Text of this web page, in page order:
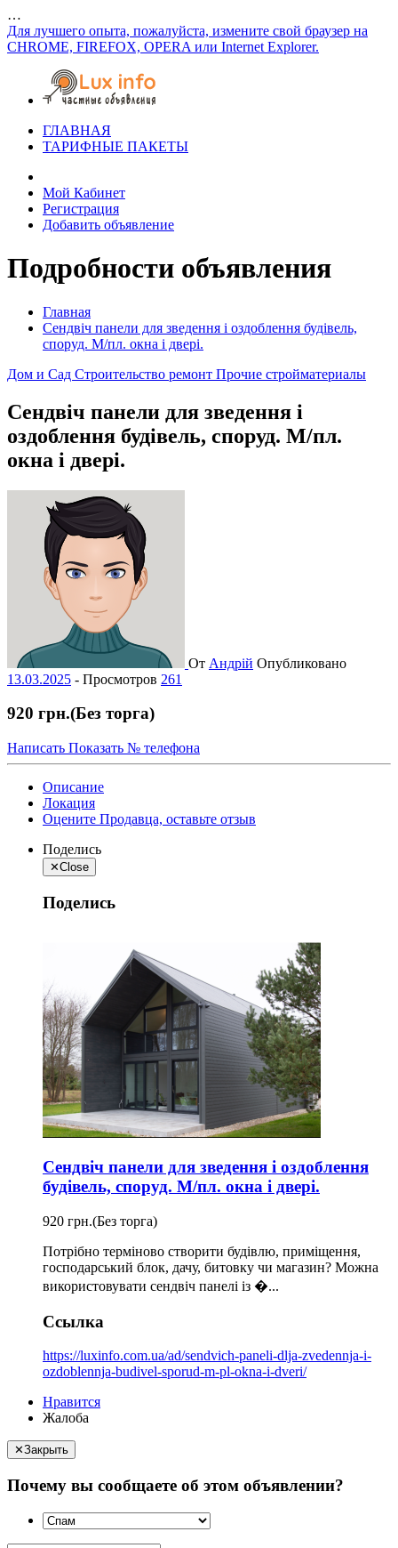
…
Для лучшего опыта, пожалуйста, измените свой браузер на
CHROME, FIREFOX, OPERA или Internet Explorer.
ГЛАВНАЯ
ТАРИФНЫЕ ПАКЕТЫ
Мой Кабинет
Регистрация
Добавить объявление
Подробности объявления
Главная
Сендвіч панели для зведення і оздоблення будівель,
споруд. М/пл. окна і двері.
Дом и Сад Строительство ремонт Прочие стройматериалы
Сендвіч панели для зведення і
оздоблення будівель, споруд. М/пл.
окна і двері.
От Андрій Опубликовано
13.03.2025 - Просмотров 261
920 грн.(Без торга)
Написать Показать № телефона
Описание
Локация
Оцените Продавца, оставьте отзыв
Поделись
✕Close
Поделись
Сендвіч панели для зведення і оздоблення
будівель, споруд. М/пл. окна і двері.
920 грн.(Без торга)
Потрібно терміново створити будівлю, приміщення,
господарський блок, дачу, битовку чи магазин? Можна
використовувати сендвіч панелі із �...
Ссылка
https://luxinfo.com.ua/ad/sendvich-paneli-dlja-zvedennja-i-
ozdoblennja-budivel-sporud-m-pl-okna-i-dveri/
Нравится
Жалоба
✕Закрыть
Почему вы сообщаете об этом объявлении?